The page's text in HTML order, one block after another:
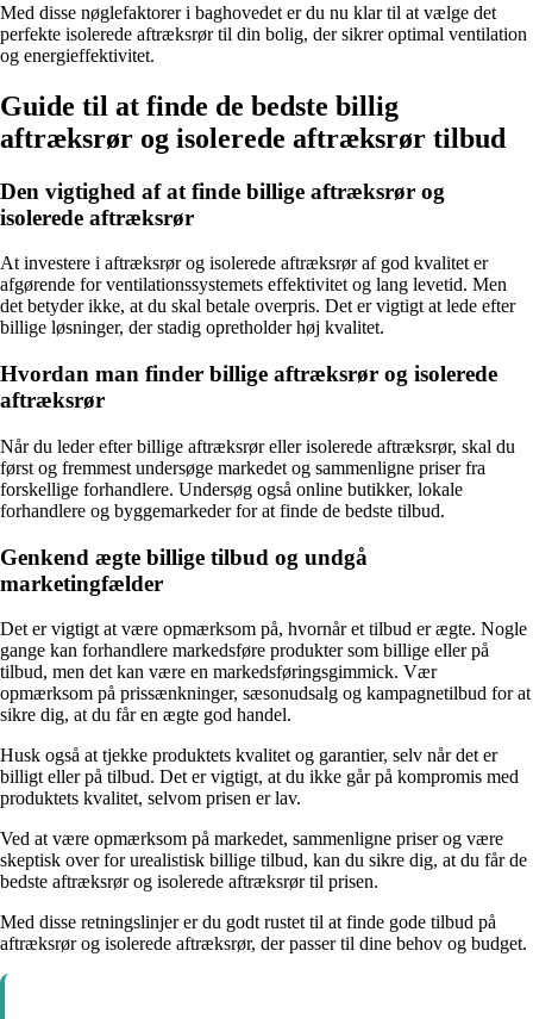
Med disse nøglefaktorer i baghovedet er du nu klar til at vælge det
perfekte isolerede aftræksrør til din bolig, der sikrer optimal ventilation
og energieffektivitet.
Guide til at finde de bedste billig
aftræksrør og isolerede aftræksrør tilbud
Den vigtighed af at finde billige aftræksrør og
isolerede aftræksrør
At investere i aftræksrør og isolerede aftræksrør af god kvalitet er
afgørende for ventilationssystemets effektivitet og lang levetid. Men
det betyder ikke, at du skal betale overpris. Det er vigtigt at lede efter
billige løsninger, der stadig opretholder høj kvalitet.
Hvordan man finder billige aftræksrør og isolerede
aftræksrør
Når du leder efter billige aftræksrør eller isolerede aftræksrør, skal du
først og fremmest undersøge markedet og sammenligne priser fra
forskellige forhandlere. Undersøg også online butikker, lokale
forhandlere og byggemarkeder for at finde de bedste tilbud.
Genkend ægte billige tilbud og undgå
marketingfælder
Det er vigtigt at være opmærksom på, hvornår et tilbud er ægte. Nogle
gange kan forhandlere markedsføre produkter som billige eller på
tilbud, men det kan være en markedsføringsgimmick. Vær
opmærksom på prissænkninger, sæsonudsalg og kampagnetilbud for at
sikre dig, at du får en ægte god handel.
Husk også at tjekke produktets kvalitet og garantier, selv når det er
billigt eller på tilbud. Det er vigtigt, at du ikke går på kompromis med
produktets kvalitet, selvom prisen er lav.
Ved at være opmærksom på markedet, sammenligne priser og være
skeptisk over for urealistisk billige tilbud, kan du sikre dig, at du får de
bedste aftræksrør og isolerede aftræksrør til prisen.
Med disse retningslinjer er du godt rustet til at finde gode tilbud på
aftræksrør og isolerede aftræksrør, der passer til dine behov og budget.